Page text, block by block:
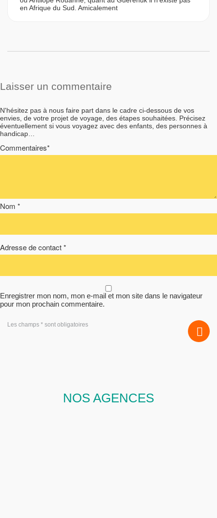
en Afrique du Sud. Amicalement
Laisser un commentaire
N'hésitez pas à nous faire part dans le cadre ci-dessous de vos
envies, de votre projet de voyage, des étapes souhaitées. Précisez
éventuellement si vous voyagez avec des enfants, des personnes à
handicap…
Commentaires*
Nom *
Adresse de contact *
Enregistrer mon nom, mon e-mail et mon site dans le navigateur
pour mon prochain commentaire.
Les champs * sont obligatoires
NOS AGENCES